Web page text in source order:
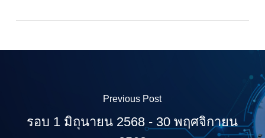
Previous Post
รอบ 1 มิถุนายน 2568 - 30 พฤศจิกายน